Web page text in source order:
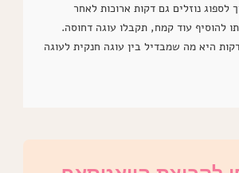
נוזלים גם דקות ארוכות לאחר
להוסיף עוד קמח, תקבלו עוגה דחוסה.
של 10 הדקות היא מה שמבדיל בין עוגה חנקית לעוגה